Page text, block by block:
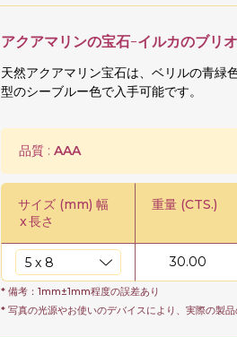
アクアマリンの宝石-イルカのブリ
天然アクアマリン宝石は、ベリルの青緑
型のシーブルー色で入手可能です。
品質 : AAA
サイズ (mm) 幅
x長さ
重量 (CTS.)
30.00
* 備考：1mm±1mm程度の誤差あり
* 写真の光源やお使いのデバイスにより、実際の製品